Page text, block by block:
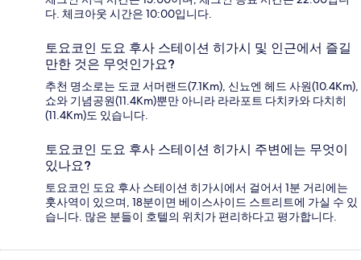
다. 체크아웃 시간은 10:00입니다.
토요코인 도요 후사 스테이션 히가시 및 인근에서 즐길
만한 것은 무엇인가요?
추천 명소로는 도쿄 서머랜드(7.1Km), 신뇨엔 헤드 사원(10.4Km),
쇼와 기념공원(11.4Km)뿐만 아니라 라라포트 다치카와 다치히
(11.4Km)도 있습니다.
토요코인 도요 후사 스테이션 히가시 주변에는 무엇이
있나요?
토요코인 도요 후사 스테이션 히가시에서 걸어서 1분 거리에는
훗사역이 있으며, 18분이면 베이스사이드 스트리트에 가실 수 있
습니다. 많은 분들이 호텔의 위치가 편리하다고 평가합니다.